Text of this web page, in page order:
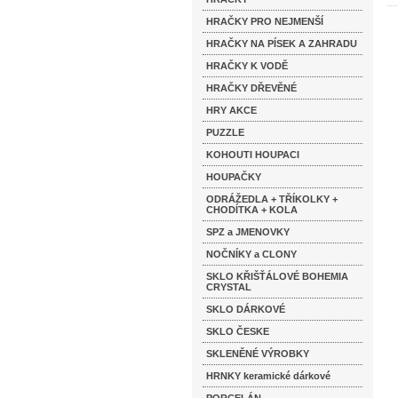
HRAČKY PRO NEJMENŠÍ
HRAČKY NA PÍSEK A ZAHRADU
HRAČKY K VODĚ
HRAČKY DŘEVĚNÉ
HRY AKCE
PUZZLE
KOHOUTI HOUPACI
HOUPAČKY
ODRÁŽEDLA + TŘÍKOLKY +
CHODÍTKA + KOLA
SPZ a JMENOVKY
NOČNÍKY a CLONY
SKLO KŘIŠŤÁLOVÉ BOHEMIA
CRYSTAL
SKLO DÁRKOVÉ
SKLO ČESKE
SKLENĚNÉ VÝROBKY
HRNKY keramické dárkové